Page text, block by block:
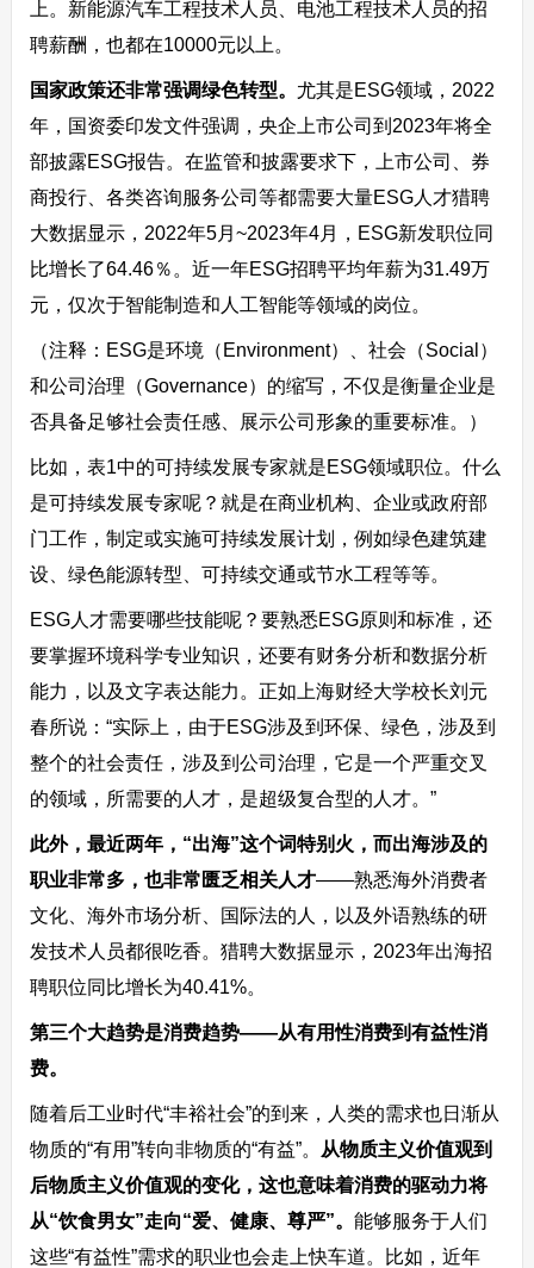
上。新能源汽车工程技术人员、电池工程技术人员的招
聘薪酬，也都在10000元以上。
国家政策还非常强调绿色转型。 尤其是ESG领域，2022
年，国资委印发文件强调，央企上市公司到2023年将全
部披露ESG报告。在监管和披露要求下，上市公司、券
商投行、各类咨询服务公司等都需要大量ESG人才猎聘
大数据显示，2022年5月~2023年4月，ESG新发职位同
比增长了64.46％。近一年ESG招聘平均年薪为31.49万
元，仅次于智能制造和人工智能等领域的岗位。
（注释：ESG是环境（Environment）、社会（Social）
和公司治理（Governance）的缩写，不仅是衡量企业是
否具备足够社会责任感、展示公司形象的重要标准。）
比如，表1中的可持续发展专家就是ESG领域职位。什么
是可持续发展专家呢？就是在商业机构、企业或政府部
门工作，制定或实施可持续发展计划，例如绿色建筑建
设、绿色能源转型、可持续交通或节水工程等等。
ESG人才需要哪些技能呢？要熟悉ESG原则和标准，还
要掌握环境科学专业知识，还要有财务分析和数据分析
能力，以及文字表达能力。正如上海财经大学校长刘元
春所说：“实际上，由于ESG涉及到环保、绿色，涉及到
整个的社会责任，涉及到公司治理，它是一个严重交叉
的领域，所需要的人才，是超级复合型的人才。”
此外，最近两年，“出海”这个词特别火，而出海涉及的
职业非常多，也非常匮乏相关人才——熟悉海外消费者
文化、海外市场分析、国际法的人，以及外语熟练的研
发技术人员都很吃香。猎聘大数据显示，2023年出海招
聘职位同比增长为40.41%。
第三个大趋势是消费趋势——从有用性消费到有益性消
费。
随着后工业时代“丰裕社会”的到来，人类的需求也日渐从
物质的“有用”转向非物质的“有益”。
从物质主义价值观到
后物质主义价值观的变化，这也意味着消费的驱动力将
从“饮食男女”走向“爱、健康、尊严”。 能够服务于人们
这些“有益性”需求的职业也会走上快车道。比如，近年